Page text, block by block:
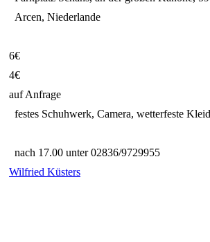
Arcen, Niederlande
6€
4€
auf Anfrage
festes Schuhwerk, Camera, wetterfeste
nach 17.00 unter 02836/9729955
Wilfried Küsters